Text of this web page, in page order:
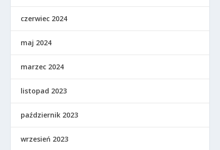
czerwiec 2024
maj 2024
marzec 2024
listopad 2023
październik 2023
wrzesień 2023